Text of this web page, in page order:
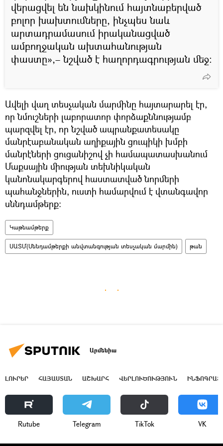
վերացվել են նախկինում հայտնաբերված
բոլոր խախտումները, ինչպես նաև
արտադրամասում իրականացված
ամբողջական ախտահանության
փաստը»,– նշված է հաղորդագրության մեջ:
Ավելի վաղ տեսչական մարմինը հայտարարել էր,
որ նմուշների լաբորատոր փորձաքննությամբ
պարզվել էր, որ նշված ապրանքատեսակը
մանրէաբանական աղիքային ցուպիկի խմբի
մանրէների ցուցանիշով չի համապատասխանում
Մաքսային միության տեխնիկական
կանոնակարգերով հաստատված նորմերի
պահանջներին, ուստի համարվում է վտանգավոր
սննդամթերք:
Կաթնամթերք
ՍԱՏՄ(Սննդամթերքի անվտանգության տեսչական մարմին) թան
Արմենիա
ԼՈՒՐԵՐ ՀԱՅԱՍՏԱՆ ԱՇԽԱՐՀ ՎԵՐԼՈՒԾՈՒԹՅՈՒՆ
Rutube Telegram ТikТоk VK